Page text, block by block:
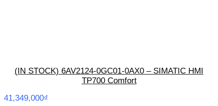
(IN STOCK) 6AV2124-0GC01-0AX0 – SIMATIC HMI
TP700 Comfort
41,349,000₫